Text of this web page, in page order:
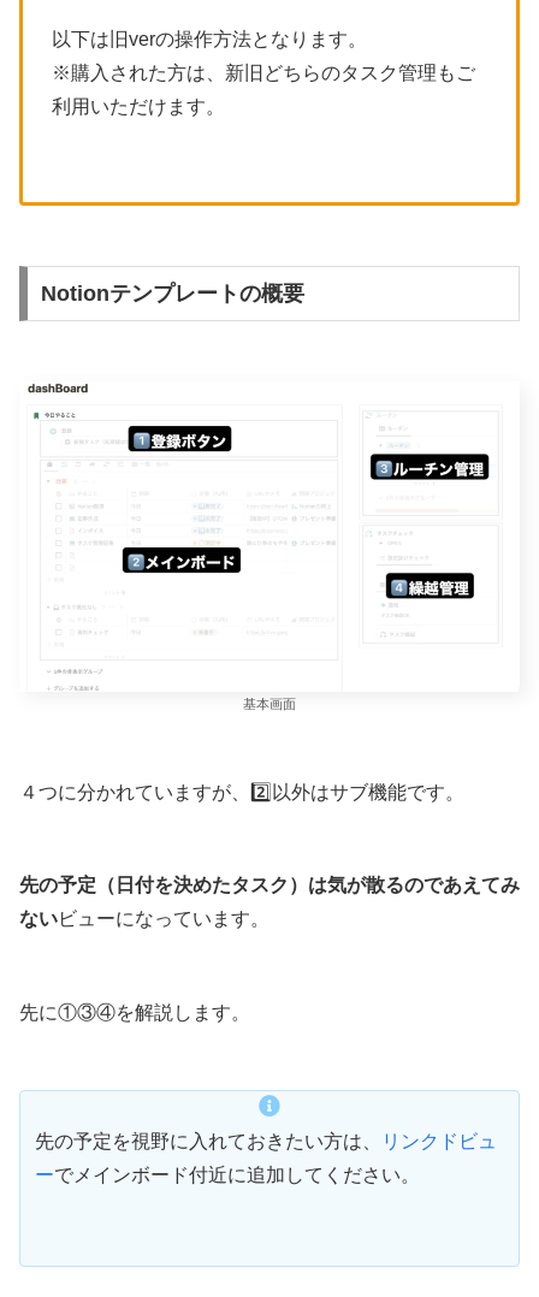
以下は旧verの操作方法となります。
※購入された方は、新旧どちらのタスク管理もご
利用いただけます。
Notionテンプレートの概要
基本画面
４つに分かれていますが、2️⃣以外はサブ機能です。
先の予定（日付を決めたタスク）は気が散るのであえてみ
ないビューになっています。
先に①③④を解説します。
先の予定を視野に入れておきたい方は、
リンクドビュ
ーでメインボード付近に追加してください。